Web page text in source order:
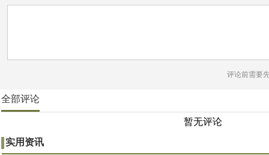
评论前需要
全部评论
暂无评论
实用资讯